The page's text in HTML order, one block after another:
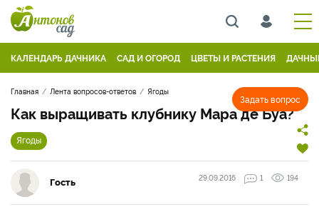
КАЛЕНДАРЬ ДАЧНИКА САД И ОГОРОД ЦВЕТЫ И РАСТЕНИЯ
Задать вопрос
Главная Лента вопросов-ответов Ягоды
Как выращивать клубнику Мара де Буа?
Ягоды
Гость 29.09.2016 1 194